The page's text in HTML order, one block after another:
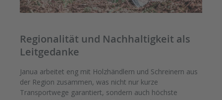
Regionalität und Nachhaltigkeit als
Leitgedanke
Janua arbeitet eng mit Holzhändlern und Schreinern aus
der Region zusammen, was nicht nur kurze
Transportwege garantiert, sondern auch höchste